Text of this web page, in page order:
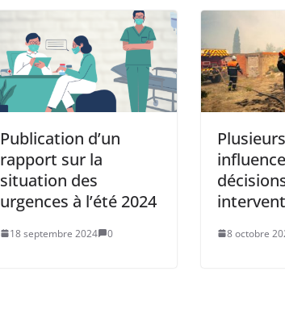
Publication d’un
rapport sur la
situation des
urgences à l’été 2024
18 septembre 2024 0 8 octobre